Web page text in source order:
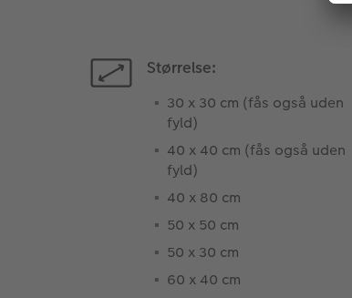
Størrelse:
30 x 30 cm (fås også uden
fyld)
40 x 40 cm (fås også uden
fyld)
40 x 80 cm
50 x 50 cm
50 x 30 cm
60 x 40 cm